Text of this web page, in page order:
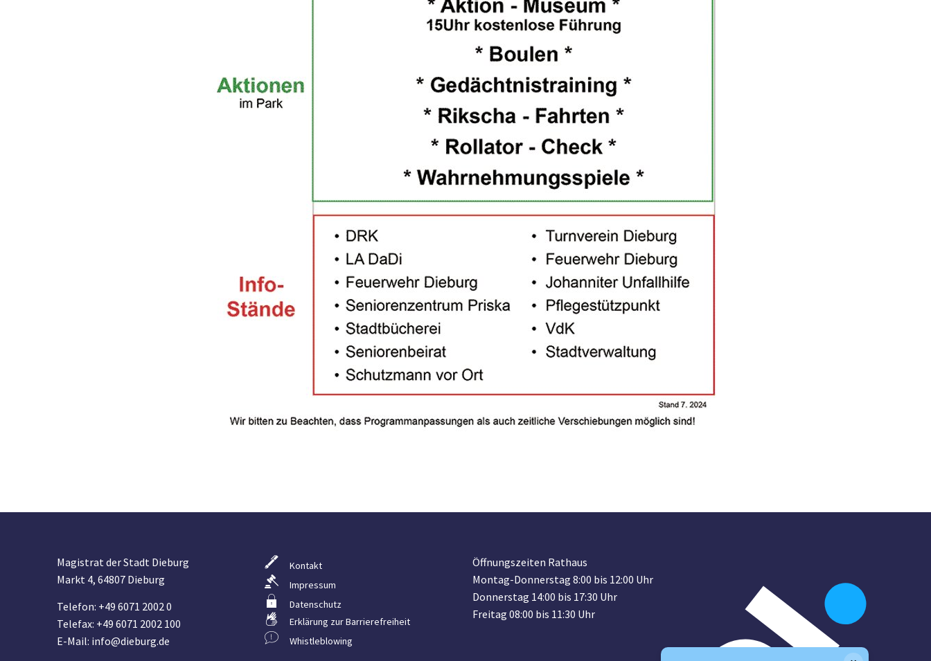
Magistrat der Stadt Dieburg
Markt 4, 64807 Dieburg
Telefon: +49 6071 2002 0
Telefax: +49 6071 2002 100
E-Mail: info@dieburg.de
Kontakt
Impressum
Datenschutz
Erklärung zur Barrierefreiheit
Whistleblowing
Öffnungszeiten Rathaus
Montag-Donnerstag 8:00 bis 12:00 Uhr
Donnerstag 14:00 bis 17:30 Uhr
Freitag 08:00 bis 11:30 Uhr